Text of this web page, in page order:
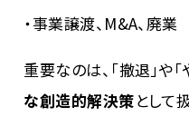
・事業譲渡、M&A、廃業
重要なのは、「撤退」や
な創造的解決策として